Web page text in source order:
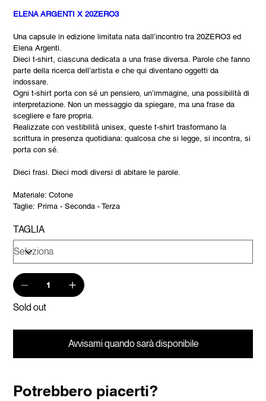
ELENA ARGENTI X 20ZERO3
Una capsule in edizione limitata nata dall’incontro tra 20ZERO3 ed
Elena Argenti.
Dieci t-shirt, ciascuna dedicata a una frase diversa. Parole che fanno
parte della ricerca dell’artista e che qui diventano oggetti da
indossare.
Ogni t-shirt porta con sé un pensiero, un’immagine, una possibilità di
interpretazione. Non un messaggio da spiegare, ma una frase da
scegliere e fare propria.
Realizzate con vestibilità unisex, queste t-shirt trasformano la
scrittura in presenza quotidiana: qualcosa che si legge, si incontra, si
porta con sé.
Dieci frasi. Dieci modi diversi di abitare le parole.
Materiale: Cotone
Taglie: Prima - Seconda - Terza
TAGLIA
Sold out
Avvisami quando sarà disponibile
Potrebbero piacerti?